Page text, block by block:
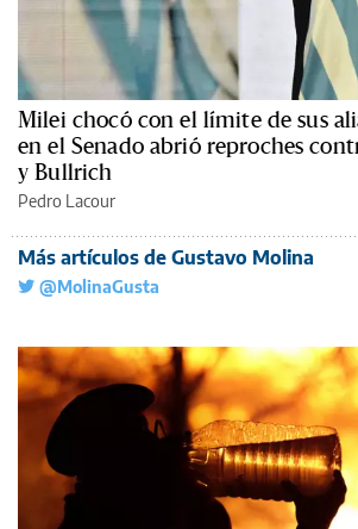
Milei chocó con el límite de sus
en el Senado abrió reproches
y Bullrich
Pedro Lacour
Más artículos de Gustavo Molina
@MolinaGusta